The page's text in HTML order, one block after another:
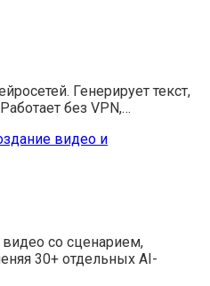
Генерирует текст,
без VPN,…
со сценарием,
30+ отдельных AI-